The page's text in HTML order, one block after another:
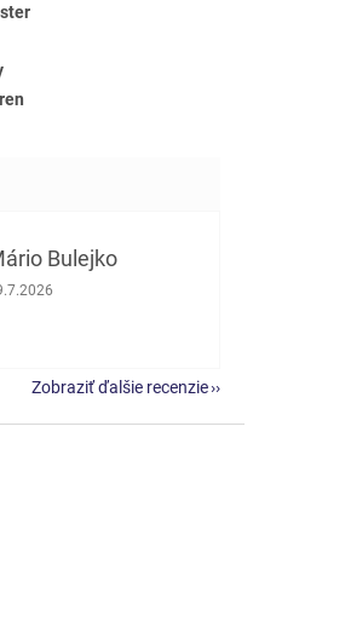
Bulejko
obchodu je 5 z 5 hviezdičiek.
Zobraziť ďalšie recenzie